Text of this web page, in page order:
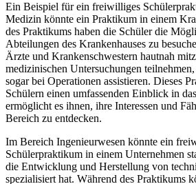
Ein Beispiel für ein freiwilliges
Medizin könnte ein Praktikum in einem
des Praktikums haben die Schüler die
Abteilungen des Krankenhauses zu
Ärzte und Krankenschwestern hautnah
medizinischen Untersuchungen
sogar bei Operationen assistieren. Dieses
Schülern einen umfassenden Einblick in
ermöglicht es ihnen, ihre Interessen und
Bereich zu entdecken.
Im Bereich Ingenieurwesen könnte ein
Schülerpraktikum in einem Unternehmen
die Entwicklung und Herstellung von
spezialisiert hat. Während des Praktikums